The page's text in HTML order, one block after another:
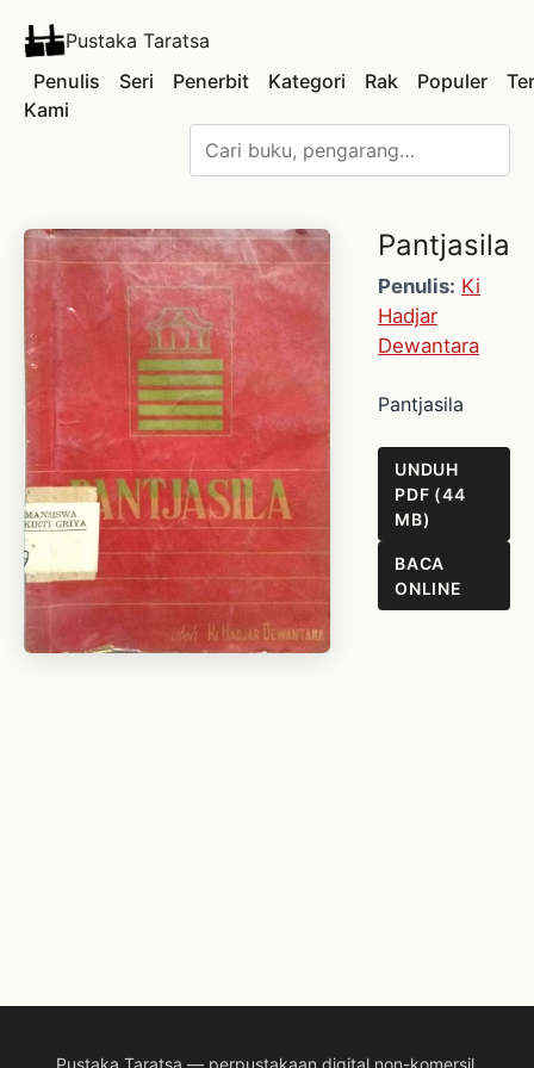
Pustaka Taratsa
Penulis
Seri Penerbit Kategori Rak Populer
Kami
Pantjasila
Penulis: Ki
Hadjar
Dewantara
Pantjasila
UNDUH
PDF (44
MB)
BACA
ONLINE
Pustaka Taratsa — perpustakaan digital non-komersil.